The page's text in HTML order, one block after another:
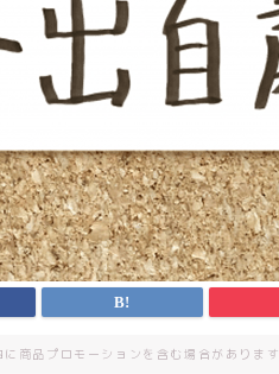
に商品プロモーションを含む場合があります